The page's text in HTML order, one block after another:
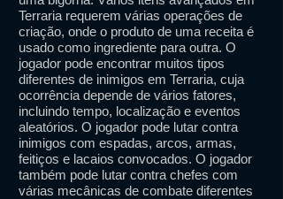
Terraria requerem várias operações de
criação, onde o produto de uma receita é
usado como ingrediente para outra. O
jogador pode encontrar muitos tipos
diferentes de inimigos em Terraria, cuja
ocorrência depende de vários fatores,
incluindo tempo, localização e eventos
aleatórios. O jogador pode lutar contra
inimigos com espadas, arcos, armas,
feitiços e lacaios convocados. O jogador
também pode lutar contra chefes com
várias mecânicas de combate diferentes